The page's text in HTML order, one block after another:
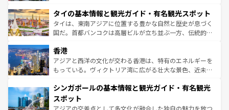
リティに包まれながら、韓国の多彩な魅力を心ゆくまで味
わってみてほしい。 なお、新着の韓国情報はコンテンツ一
覧を参照してほしい。
急速な発展と共に伝統が息づく。ハノイの古い町並みやホ
ーチミン市のフランス統治時代の建物も、独特の雰囲気を
醸し出している。また、バラエティの豊かさとおいしさで
とつ。フォーやバインミー、ベトナムコーヒーなどは、ぜ
ひ現地で味わいたい。どの地域を訪れてもあたたかい人々
が旅行者を迎えてくれるので、きっと忘れられない旅にな
参照してほしい。
タイの基本情報と観光ガイド・有名観光スポット
タイは、東南アジアに位置する豊かな自然と歴史が息づく
国だ。首都バンコクは高層ビルが立ち並ぶ一方、伝統的な
の活気が交差している。北部ではチェンマイなどの山岳地
帯で自然と触れ合い、南部ではプーケットやクラビの美し
いビーチでリゾート気分を楽しむことができる。タイ料理
激する。気候は一年中温暖で、どの季節にも異なる楽しみ
が待っている。親しみやすいタイの人々、仏教を中心とし
た文化、そして多様な観光資源が、訪れる旅人を魅了し続
香港
アジアと西洋の文化が交わる香港は、特有のエネルギーを
もっている。ヴィクトリア湾に広がる壮大な景色、近未来
み、どこを訪れても感動するはず。観光スポットが密集し
ており、効率よく見どころを回れるのも魅力。息をのむよ
うな絶景から文化的な体験まで、香港を存分に楽しみ尽く
シンガポールの基本情報と観光ガイド・有名観光
スポット
アジアの交差点として多文化が融合した独自の魅力を放つ